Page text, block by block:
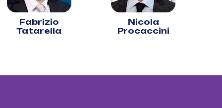
Fabrizio
Tatarella
Nicola
Procaccini